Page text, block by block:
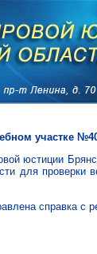
участке
юстиции
для проверки
справка с